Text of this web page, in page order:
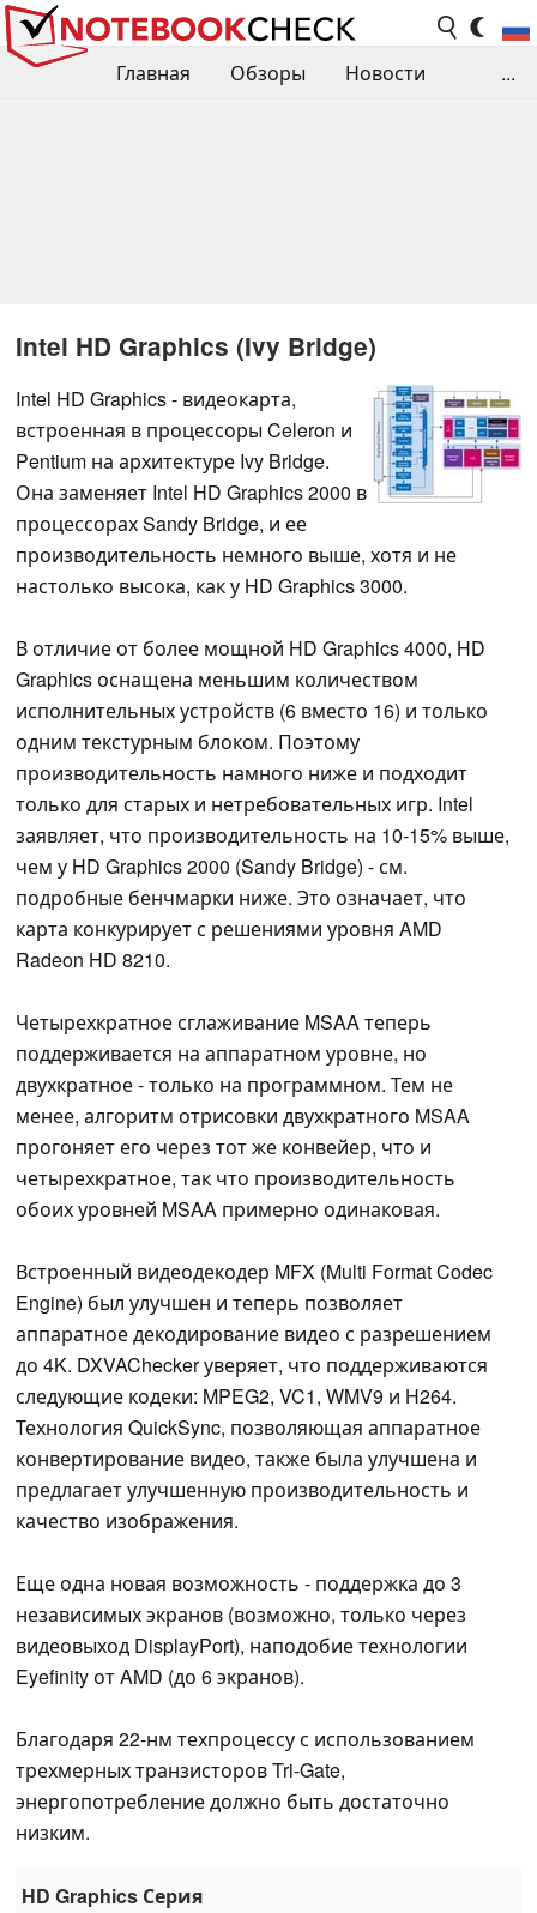
Главная Обзоры
Новости
...
Intel HD Graphics (Ivy Bridge)
Intel HD Graphics - видеокарта,
встроенная в процессоры Celeron и
Pentium на архитектуре Ivy Bridge.
Она заменяет Intel HD Graphics 2000 в
процессорах Sandy Bridge, и ее
производительность немного выше, хотя и не
настолько высока, как у HD Graphics 3000.
В отличие от более мощной HD Graphics 4000, HD
Graphics оснащена меньшим количеством
исполнительных устройств (6 вместо 16) и только
одним текстурным блоком. Поэтому
производительность намного ниже и подходит
только для старых и нетребовательных игр. Intel
заявляет, что производительность на 10-15% выше,
чем у HD Graphics 2000 (Sandy Bridge) - см.
подробные бенчмарки ниже. Это означает, что
карта конкурирует с решениями уровня AMD
Radeon HD 8210.
Четырехкратное сглаживание MSAA теперь
поддерживается на аппаратном уровне, но
двухкратное - только на программном. Тем не
менее, алгоритм отрисовки двухкратного MSAA
прогоняет его через тот же конвейер, что и
четырехкратное, так что производительность
обоих уровней MSAA примерно одинаковая.
Встроенный видеодекодер MFX (Multi Format Codec
Engine) был улучшен и теперь позволяет
аппаратное декодирование видео с разрешением
до 4K. DXVAChecker уверяет, что поддерживаются
следующие кодеки: MPEG2, VC1, WMV9 и H264.
Технология QuickSync, позволяющая аппаратное
конвертирование видео, также была улучшена и
предлагает улучшенную производительность и
качество изображения.
Еще одна новая возможность - поддержка до 3
независимых экранов (возможно, только через
видеовыход DisplayPort), наподобие технологии
Eyefinity от AMD (до 6 экранов).
Благодаря 22-нм техпроцессу с использованием
трехмерных транзисторов Tri-Gate,
энергопотребление должно быть достаточно
низким.
HD Graphics Серия